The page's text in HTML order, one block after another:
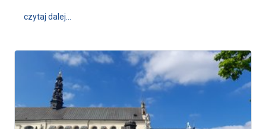
czytaj dalej…